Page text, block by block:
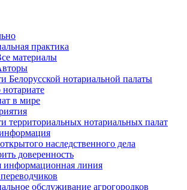
практика
материалы
Белорусской нотариальной палаты
в мире
территориальных нотариальных палат
наследственного дела
доверенность
информационная линия
обслуживание агрогородков